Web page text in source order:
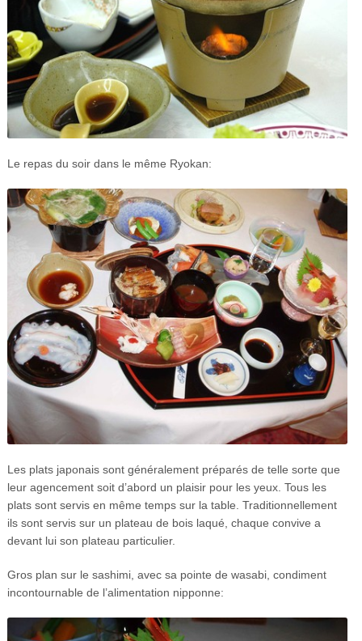
Le repas du soir dans le même Ryokan:
Les plats japonais sont généralement préparés de telle sorte que
leur agencement soit d’abord un plaisir pour les yeux. Tous les
plats sont servis en même temps sur la table. Traditionnellement
ils sont servis sur un plateau de bois laqué, chaque convive a
devant lui son plateau particulier.
Gros plan sur le sashimi, avec sa pointe de wasabi, condiment
incontournable de l’alimentation nipponne: